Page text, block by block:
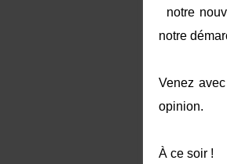
notre
notre
Venez
opinion.
À ce soir !